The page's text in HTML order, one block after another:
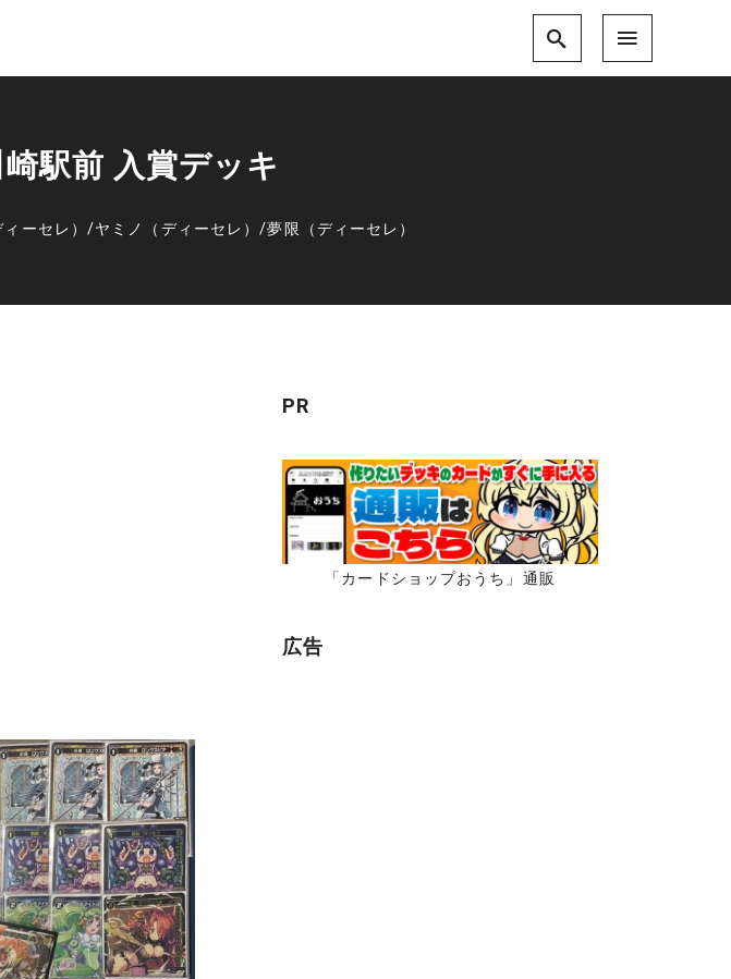
駅前 入賞デッキ
ーセレ） /ヤミノ（ディーセレ）/夢限（ディーセレ）
PR
「カードショップおうち」通販
広告